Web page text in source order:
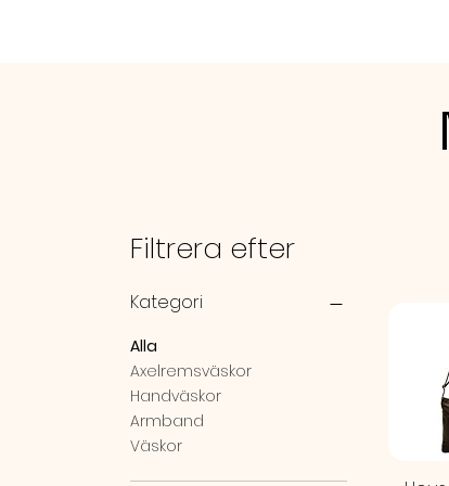
Filtrera efter
Kategori
Alla
Axelremsväskor
Handväskor
Armband
Väskor